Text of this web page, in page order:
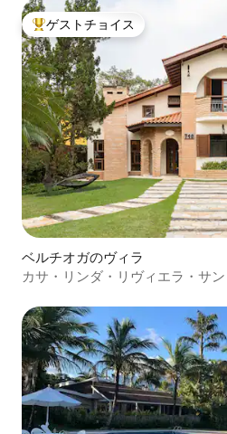
大好評のゲストチョイスです。
ゲストチョイス
ベルチオガのヴィラ
カサ・リンダ・リヴィエラ・サ